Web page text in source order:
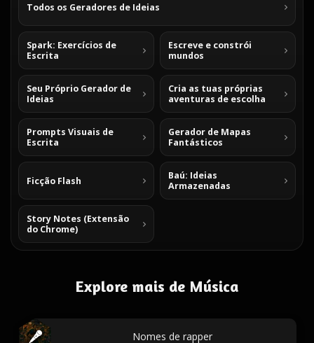
Todos os Geradores de Ideias
Spark: Exercícios de
Escrita
Escreve e constrói
mundos
Seu Próprio Gerador de
Ideias
Cria as tuas próprias
aventuras de escolha
Prompts Visuais de
Escrita
Gerador de Mapas
Fantásticos
Ficção Flash
Baú: Ideias
Armazenadas
Story Notes (Extensão
do Chrome)
Explore mais de Música
Nomes de rapper